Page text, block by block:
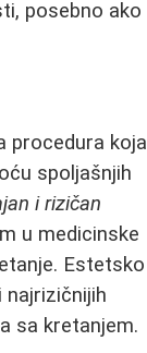
posebno ako
procedura koja
spoljašnjih
i rizičan
u medicinske
Estetsko
sa kretanjem.